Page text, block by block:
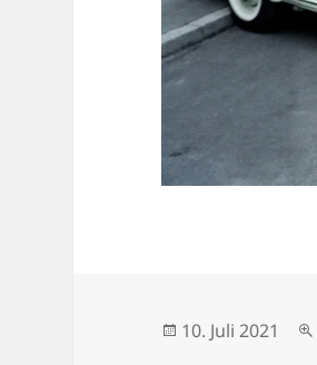
Veröffentlicht
10. Juli 2021